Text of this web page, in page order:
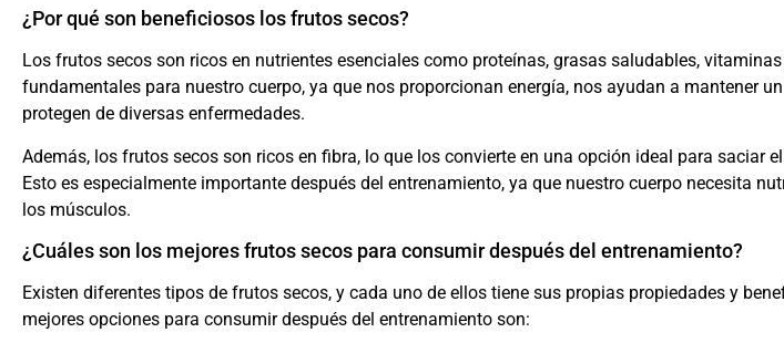
¿Por qué son beneficiosos los frutos secos?
Los frutos secos son ricos en nutrientes esenciales como proteínas, grasas saludables,
fundamentales para nuestro cuerpo, ya que nos proporcionan energía, nos ayudan a mantener
protegen de diversas enfermedades.
Además, los frutos secos son ricos en fibra, lo que los convierte en una opción ideal para saciar
Esto es especialmente importante después del entrenamiento, ya que nuestro cuerpo necesita
los músculos.
¿Cuáles son los mejores frutos secos para consumir después del entrenamiento?
Existen diferentes tipos de frutos secos, y cada uno de ellos tiene sus propias propiedades y
mejores opciones para consumir después del entrenamiento son: